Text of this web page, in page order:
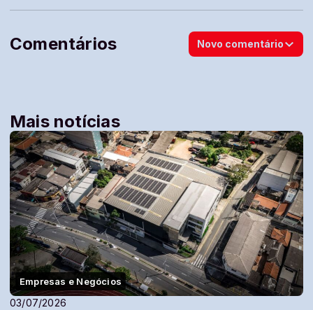
Comentários Novo comentário
Mais notícias
Empresas e Negócios
03/07/2026